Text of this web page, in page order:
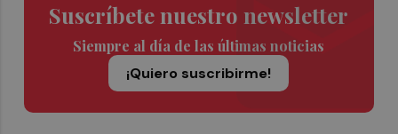
Suscríbete nuestro newsletter
Siempre al día de las últimas noticias
¡Quiero suscribirme!